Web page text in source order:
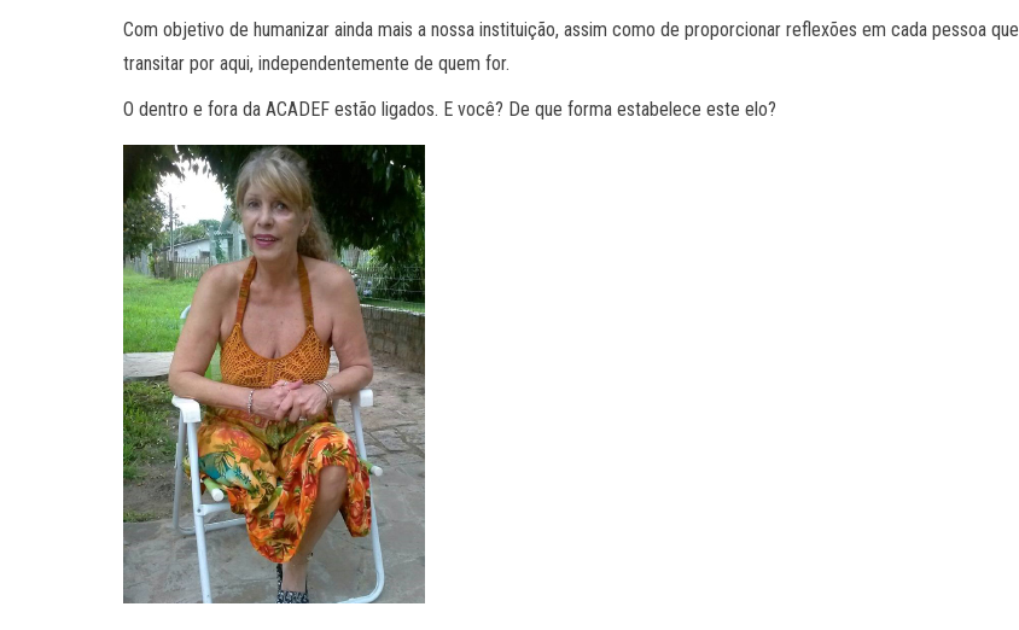
Com objetivo de humanizar ainda mais a nossa instituição, assim como de proporcionar reflexões em cada pessoa que
transitar por aqui, independentemente de quem for.
O dentro e fora da ACADEF estão ligados. E você? De que forma estabelece este elo?